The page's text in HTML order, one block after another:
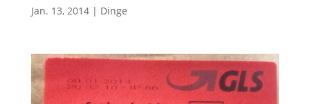
Jan. 13, 2014| Dinge